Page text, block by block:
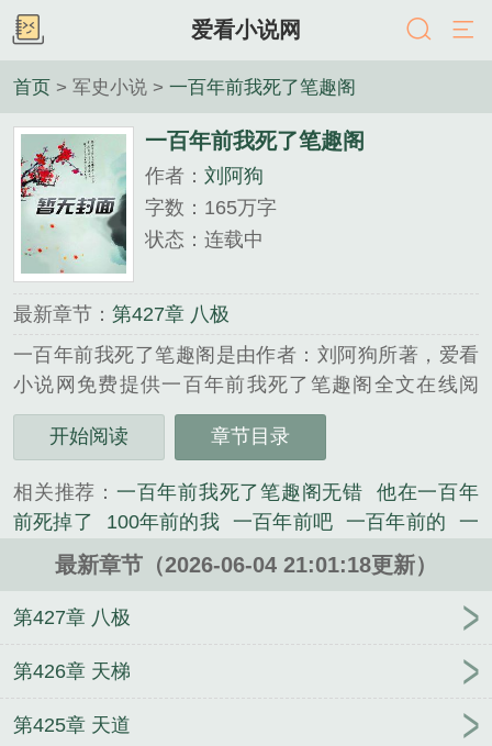
爱看小说网
首页 > 军史小说 > 一百年前我死了笔趣阁
一百年前我死了笔趣阁
作者： 刘阿狗
字数：165万字
状态：连载中
最新章节： 第427章 八极
一百年前我死了笔趣阁是由作者：刘阿狗所著，爱看
小说网免费提供一百年前我死了笔趣阁全文在线阅
读。
三秒记住本站：爱看小说网 网址：
《一百年前我死了笔趣阁》是刘阿狗精心创作的军史
小说类小说。
开始阅读 章节目录
相关推荐： 一百年前我死了笔趣阁无错
他在一百年
前死掉了
100年前的我 一百年前吧 一百年前的
一
百年前 一百年后
一百年前我死了未删减 我想看一
百年前 一百年前我眼睁睁的看你离去歌词是什么意
思
我一百年前是谁
一
我是谁
一百年前一百年后
几百年前我就说过我爱
年会死
一百年前我是谁
我要看一
最新章节（2026-06-04 21:01:18更新）
第427章 八极
第426章 天梯
第425章 天道